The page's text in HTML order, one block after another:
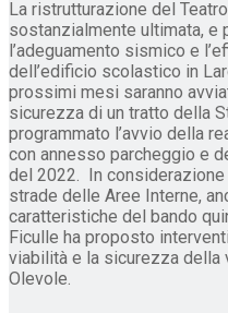
La ristrutturazione del
sostanzialmente ultimata, e
l’adeguamento sismico e
dell’edificio scolastico in
prossimi mesi saranno
sicurezza di un tratto della
programmato l’avvio della
con annesso parcheggio e
del 2022. In
strade delle Aree Interne,
caratteristiche del bando
Ficulle ha proposto
viabilità e la sicurezza della
Olevole.